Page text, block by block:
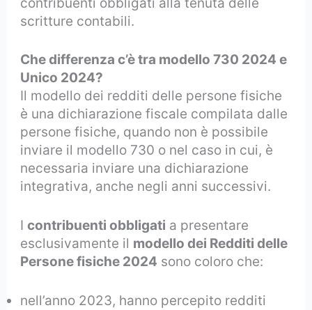
contribuenti obbligati alla tenuta delle
scritture contabili.
Che differenza c’è tra modello 730 2024 e
Unico 2024?
Il modello dei redditi delle persone fisiche
è una dichiarazione fiscale compilata dalle
persone fisiche, quando non è possibile
inviare il modello 730 o nel caso in cui, è
necessaria inviare una dichiarazione
integrativa, anche negli anni successivi.
Icontribuenti obbligati a presentare
esclusivamente il modello dei Redditi delle
Persone fisiche 2024 sono coloro che:
nell’anno 2023, hanno percepito redditi